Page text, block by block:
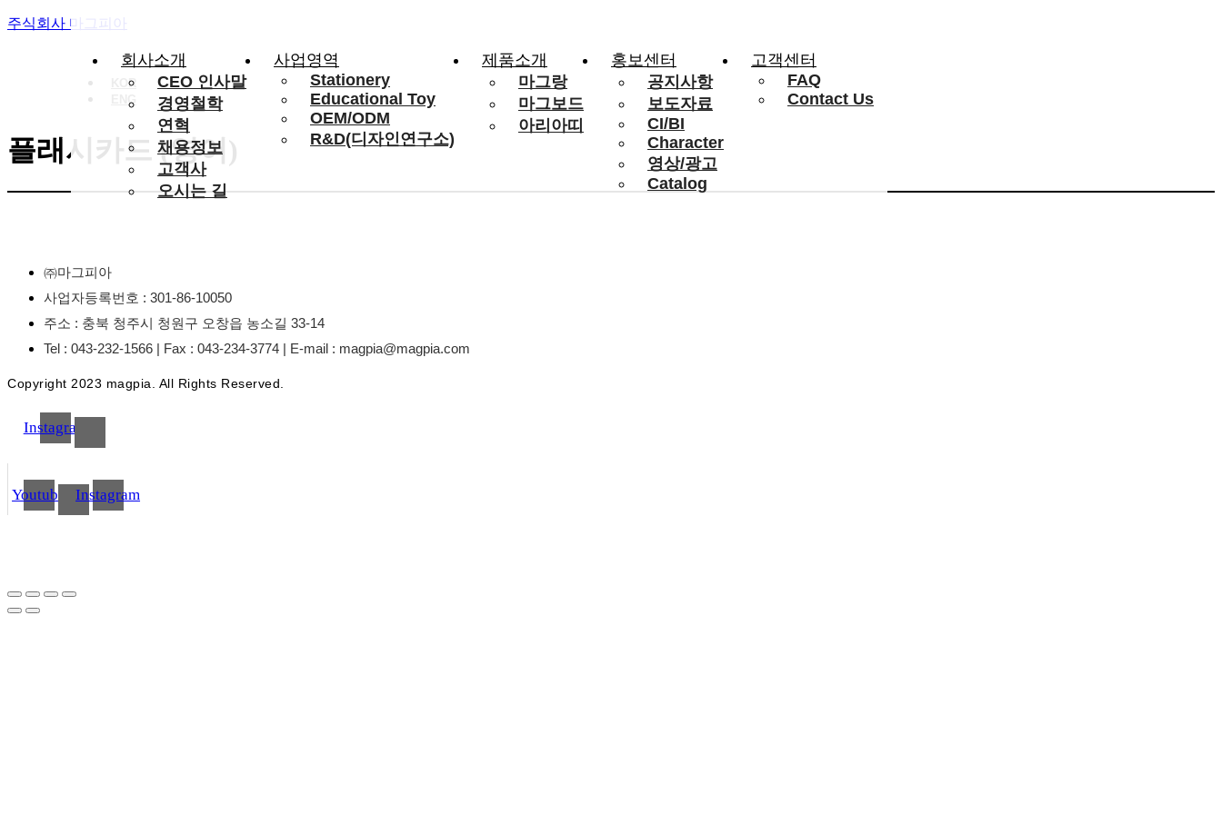
주식회사 마그피아
KOR
ENG
회사소개
CEO 인사말
경영철학
연혁
채용정보
고객사
오시는 길
사업영역
Stationery
Educational Toy
OEM/ODM
R&D(디자인연구소)
제품소개
마그랑
마그보드
아리아띠
홍보센터
공지사항
보도자료
CI/BI
Character
영상/광고
Catalog
고객센터
FAQ
Contact Us
플래시카드 (영어)
㈜마그피아
사업자등록번호 : 301-86-10050
주소 : 충북 청주시 청원구 오창읍 농소길 33-14
Tel : 043-232-1566 | Fax : 043-234-3774 | E-mail : magpia@magpia.com
Copyright 2023 magpia. All Rights Reserved.
Instagram
Youtube Instagram